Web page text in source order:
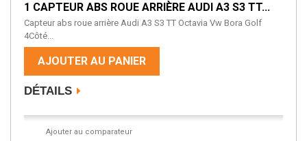
1 CAPTEUR ABS ROUE ARRIÈRE AUDI A3 S3 TT...
Capteur abs roue arrière Audi A3 S3 TT Octavia Vw Bora Golf
4Côté...
AJOUTER AU PANIER
DÉTAILS
Ajouter au comparateur